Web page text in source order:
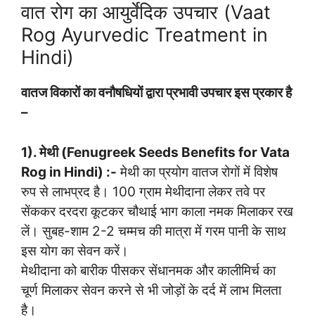
वात रोग का आयुर्वेदिक उपचार (Vaat
Rog Ayurvedic Treatment in
Hindi)
वातज विकारों का वनौषधियों द्वारा प्रभावी उपचार इस प्रकार है
–
1). मेथी (Fenugreek Seeds Benefits for Vata
Rog in Hindi) :- मेथी का प्रयोग वातज रोगों में विशेष
रुप से लाभप्रद है। 100 ग्राम मेथीदाना लेकर तवे पर
सेंककर दरदरा कूटकर चौथाई भाग काला नमक मिलाकर रख
लें। सुबह-शाम 2-2 चम्मच की मात्रा में गरम पानी के साथ
इस योग का सेवन करें।
मेथीदाना को बारीक पीसकर सेंधानमक और कालीमिर्च का
चूर्ण मिलाकर सेवन करने से भी जोड़ों के दर्द में लाभ मिलता
है।